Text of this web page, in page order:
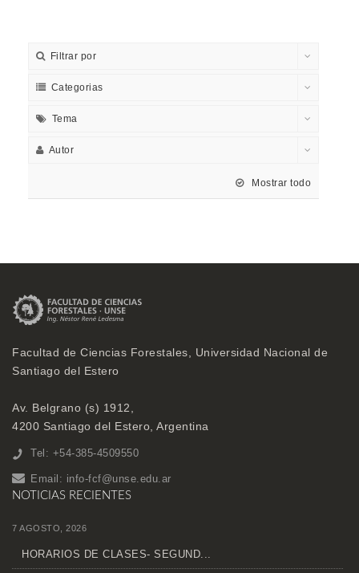
Filtrar por
Categorias
Tema
Autor
Mostrar todo
Facultad de Ciencias Forestales, Universidad Nacional de
Santiago del Estero
Av. Belgrano (s) 1912,
4200 Santiago del Estero, Argentina
Tel: +54-385-4509550
Email: info-fcf@unse.edu.ar
NOTICIAS RECIENTES
7 AGOSTO, 2026
HORARIOS DE CLASES- SEGUND...